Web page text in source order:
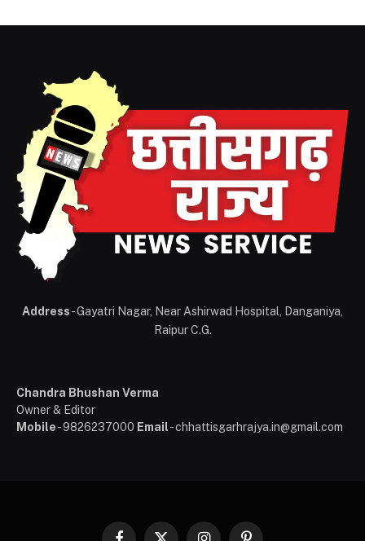
Address- Gayatri Nagar, Near Ashirwad Hospital, Danganiya,
Raipur C.G.
Chandra Bhushan Verma
Owner & Editor
Mobile- 9826237000 Email- chhattisgarhrajya.in@gmail.com